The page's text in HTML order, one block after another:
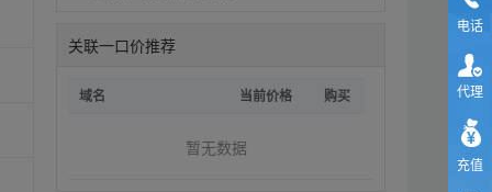
关联一口价推荐
域名 当前价格 购买
暂无数据
电话
代理
充值